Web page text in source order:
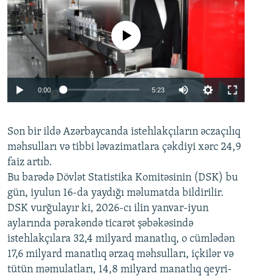
Auto 240p 360p 480p
720p 1080p
No media source currently available
0:00 5:23
360p
480p
720p
1080p
Son bir ildə Azərbaycanda istehlakçıların əczaçılıq
məhsulları və tibbi ləvazimatlara çəkdiyi xərc 24,9
faiz artıb.
Bu barədə Dövlət Statistika Komitəsinin (DSK) bu
gün, iyulun 16-da yaydığı məlumatda bildirilir.
DSK vurğulayır ki, 2026-cı ilin yanvar-iyun
aylarında pərakəndə ticarət şəbəkəsində
istehlakçılara 32,4 milyard manatlıq, o cümlədən
17,6 milyard manatlıq ərzaq məhsulları, içkilər və
tütün məmulatları, 14,8 milyard manatlıq qeyri-